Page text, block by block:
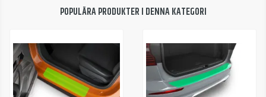
POPULÄRA PRODUKTER I DENNA KATEGORI